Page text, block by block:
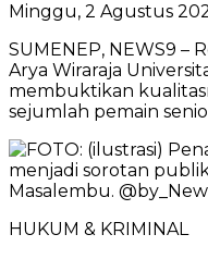
Minggu, 2 Agustus
SUMENEP, NEWS9 –
Arya Wiraraja
membuktikan
sejumlah pemain
HUKUM & KRIMINAL